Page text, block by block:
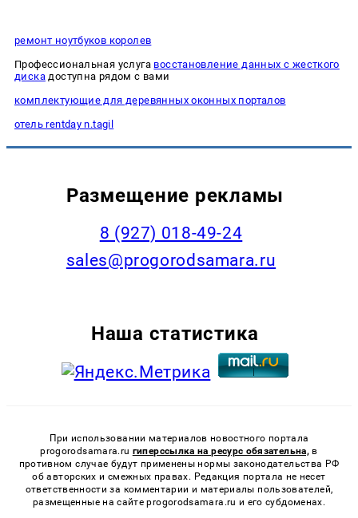
ремонт ноутбуков королев
Профессиональная услуга восстановление данных с жесткого
дискадоступна рядом с вами
комплектующие для деревянных оконных порталов
отель rentday n.tagil
Размещение рекламы
8 (927) 018-49-24
sales@progorodsamara.ru
Наша статистика
При использовании материалов новостного портала
progorodsamara.ru гиперссылка на ресурс обязательна, в
противном случае будут применены нормы законодательства РФ
об авторских и смежных правах. Редакция портала не несет
ответственности за комментарии и материалы пользователей,
размещенные на сайте progorodsamara.ru и его субдоменах.